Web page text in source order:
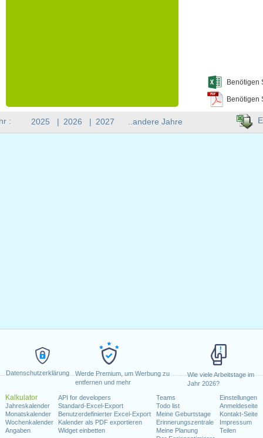
Datenschutzerklärung
Werde Premium, um Werbung zu
entfernen und mehr
Wie viele Arbeitstage im
Jahr 2026?
Kalkulator
Jahreskalender
Monatskalender
Wochenkalender
Angaben
API for developers
Standard-Excel-Export
Benutzerdefinierter Excel-Export
Kalender als PDF exportieren
Widget einbetten
Teams
Todo list
Meine Geburtstage
Erinnerungszentrale
Meine Planung
Einstellungen
Anmeldeseite
Kontakt-Seite
Impressum
Teilen
Benötigen
Benötigen
: 2025 | 2026 | 2027 ..andere Jahre